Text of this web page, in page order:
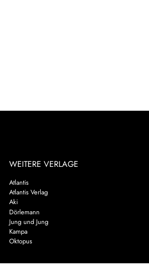
WEITERE VERLAGE
Atlantis
Atlantis Verlag
Aki
Dörlemann
Jung und Jung
Kampa
Oktopus